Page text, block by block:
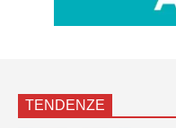
TENDENZE